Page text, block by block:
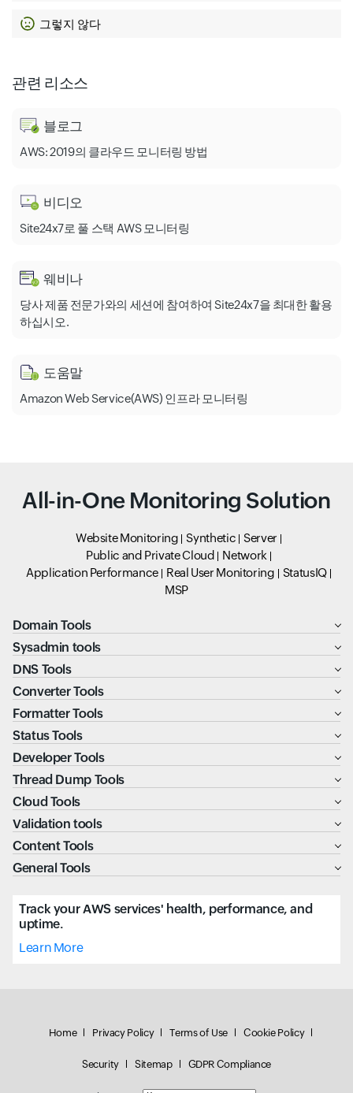
그렇지 않다
관련 리소스
블로그
AWS: 2019의 클라우드 모니터링 방법
비디오
Site24x7로 풀 스택 AWS 모니터링
웨비나
당사 제품 전문가와의 세션에 참여하여 Site24x7을 최대한 활용
하십시오.
도움말
Amazon Web Service(AWS) 인프라 모니터링
All-in-One Monitoring Solution
Website Monitoring Synthetic
Server
Public and Private Cloud
Network
Application Performance
Real User Monitoring
StatusIQ
MSP
Domain Tools
Sysadmin tools
DNS Tools
Converter Tools
Formatter Tools
Status Tools
Developer Tools
Thread Dump Tools
Cloud Tools
Validation tools
Content Tools
General Tools
Track your AWS services' health, performance, and
uptime.
Learn More
Home Privacy Policy Terms of Use Cookie Policy
Security Sitemap GDPR Compliance